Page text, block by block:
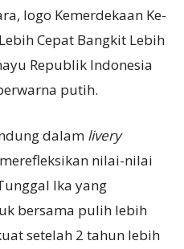
logo Kemerdekaan Ke-
Cepat Bangkit Lebih
Republik Indonesia
putih.
dalam livery
nilai-nilai
Ika yang
bersama pulih lebih
setelah 2 tahun lebih